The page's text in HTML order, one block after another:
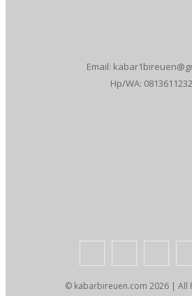
Email:
Hp/WA:
© kabarbireuen.com 2026 | All